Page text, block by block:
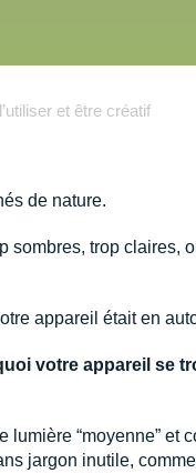
et être créatif
de nature.
sombres, trop claires,
appareil était en
votre appareil se
“moyenne” et
jargon inutile,